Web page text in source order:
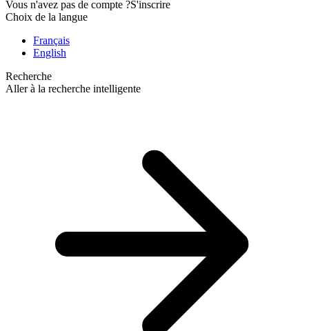
Vous n'avez pas de compte ?S'inscrire
Choix de la langue
Français
English
Recherche
Aller à la recherche intelligente